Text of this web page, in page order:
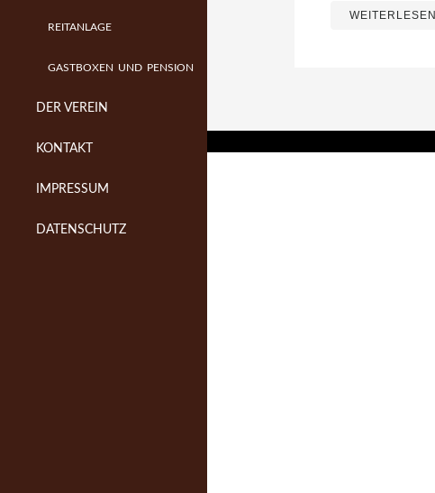
REITANLAGE
GASTBOXEN UND PENSION
DER VEREIN
KONTAKT
IMPRESSUM
DATENSCHUTZ
WEITERLESEN